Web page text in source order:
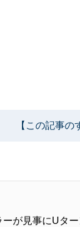
【この記事の
が見事にUター